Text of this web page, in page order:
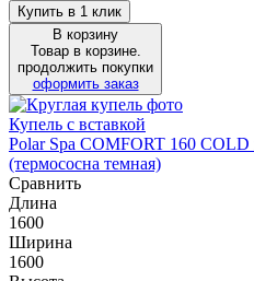
Купить в 1 клик
В корзину
Товар в корзине.
продолжить покупки
оформить заказ
Купель с вставкой
Polar Spa COMFORT 160 COLD
(термососна темная)
Сравнить
Длина
1600
Ширина
1600